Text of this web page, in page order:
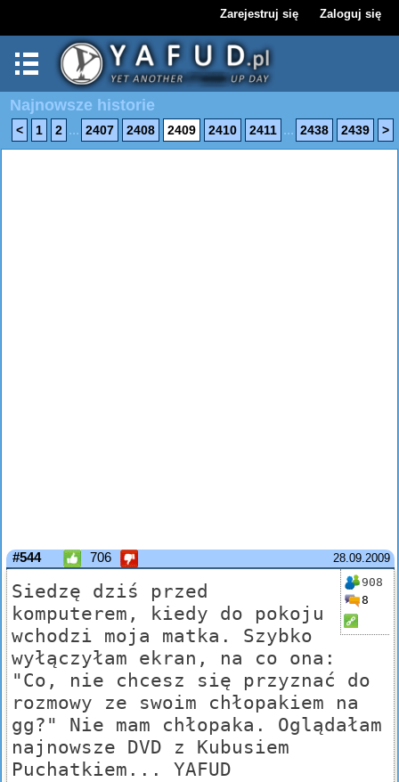
Zarejestruj się Zaloguj się
Najnowsze historie
< 1 2 ... 2407 2408 2409 2410 2411 ... 2438 2439 >
28.09.2009
#544 706
908
8
Siedzę dziś przed
komputerem, kiedy do pokoju
wchodzi moja matka. Szybko
wyłączyłam ekran, na co ona:
"Co, nie chcesz się przyznać do
rozmowy ze swoim chłopakiem na
gg?" Nie mam chłopaka. Oglądałam
najnowsze DVD z Kubusiem
Puchatkiem... YAFUD